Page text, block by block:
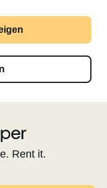
Rent it.